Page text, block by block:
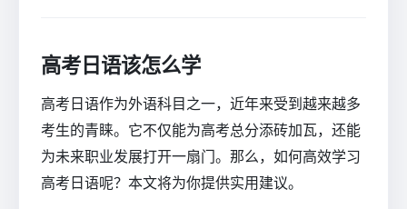
高考日语该怎么学
高考日语作为外语科目之一，近年来受到越来越多
考生的青睐。它不仅能为高考总分添砖加瓦，还能
为未来职业发展打开一扇门。那么，如何高效学习
高考日语呢？本文将为你提供实用建议。